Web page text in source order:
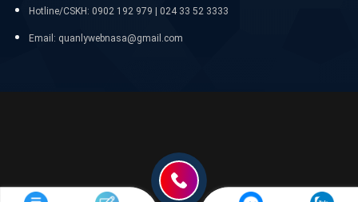
Hotline/CSKH: 0902 192 979 | 024 33 52 3333
Email: quanlywebnasa@gmail.com